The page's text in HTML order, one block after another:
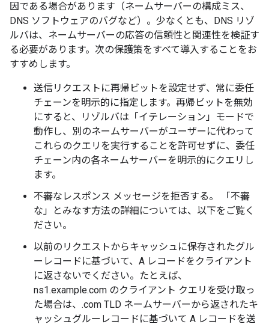
因である場合があります（ネームサーバーの構成ミス、
DNS ソフトウェアのバグなど）。少なくとも、DNS リゾ
ルバは、ネームサーバーの応答の信頼性と関連性を検証す
る必要があります。次の保護策をすべて導入することをお
すすめします。
送信リクエストに再帰ビットを設定せず、常に委任
チェーンを明示的に指定します。再帰ビットを無効
にすると、リゾルバは「イテレーション」モードで
動作し、別のネームサーバーがユーザーに代わって
これらのクエリを実行することを許可せずに、委任
チェーン内の各ネームサーバーを明示的にクエリし
ます。
不審なレスポンス メッセージを拒否する。 「不審
な」とみなす方法の詳細については、以下をご覧く
ださい。
以前のリクエストからキャッシュに保存されたグル
ーレコードに基づいて、A レコードをクライアント
に返さないでください。たとえば、
ns1.example.com のクライアント クエリを受け取っ
た場合は、.com TLD ネームサーバーから返されたキ
ャッシュグルーレコードに基づいて A レコードを送